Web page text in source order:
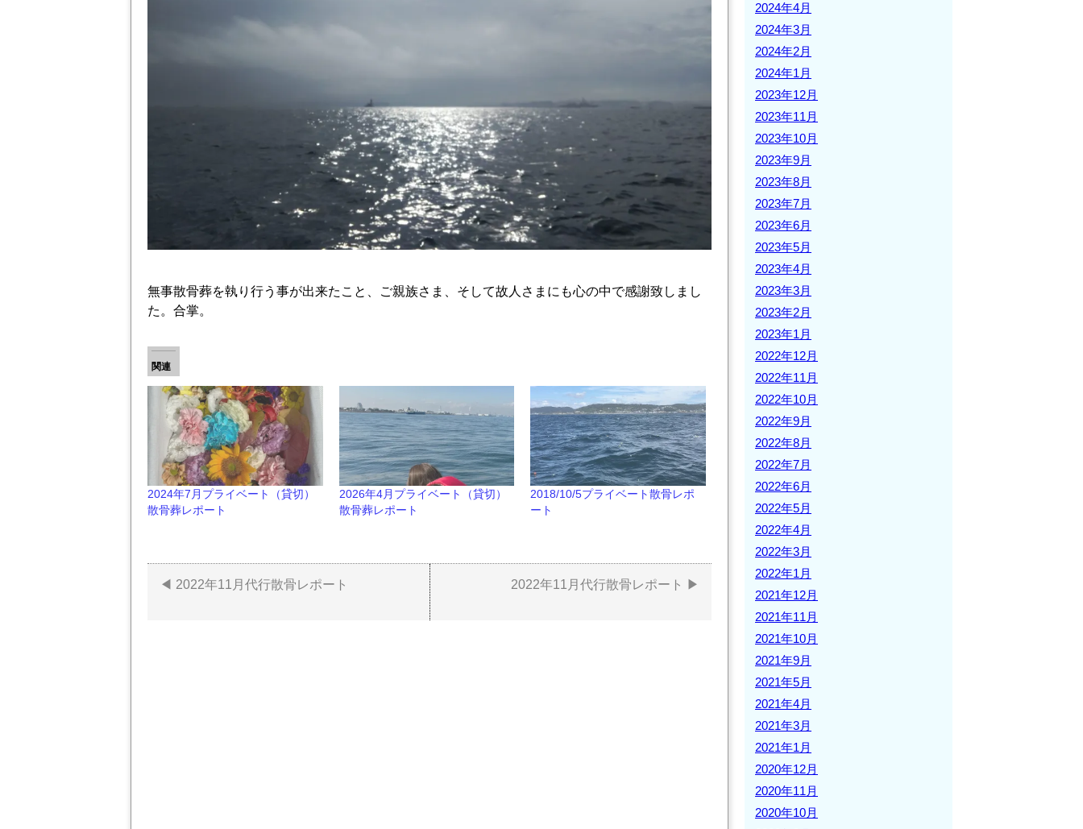
無事散骨葬を執り行う事が出来たこと、ご親族さま、そして故人さまにも心の中で感謝致しまし
た。合掌。
関連
2024年7月プライベート（貸切）
散骨葬レポート
2026年4月プライベート（貸切）
散骨葬レポート
2018/10/5プライベート散骨レポ
ート
2022年11月代行散骨レポート 2022年11月代行散骨レポート
2024年4月
2024年3月
2024年2月
2024年1月
2023年12月
2023年11月
2023年10月
2023年9月
2023年8月
2023年7月
2023年6月
2023年5月
2023年4月
2023年3月
2023年2月
2023年1月
2022年12月
2022年11月
2022年10月
2022年9月
2022年8月
2022年7月
2022年6月
2022年5月
2022年4月
2022年3月
2022年1月
2021年12月
2021年11月
2021年10月
2021年9月
2021年5月
2021年4月
2021年3月
2021年1月
2020年12月
2020年11月
2020年10月